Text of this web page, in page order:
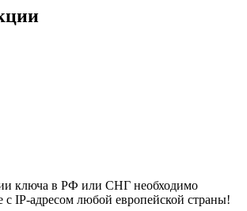
ключа в РФ или СНГ необходимо
с IP-адресом любой европейской страны!